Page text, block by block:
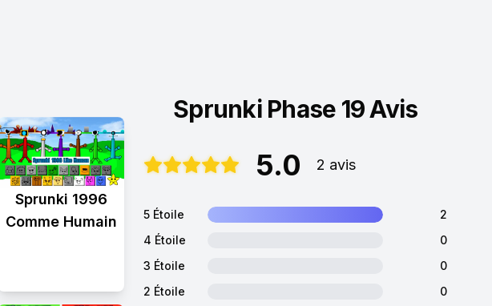
Sprunki 1996
Comme Humain
Sprunki Phase 19 Avis
5.0 2 avis
5 Étoile
2
4 Étoile
0
3 Étoile
0
2 Étoile
0